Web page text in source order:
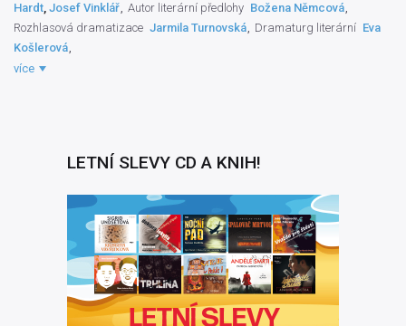
Hardt, Josef Vinklář Autor literární předlohy Božena Němcová
Rozhlasová dramatizace Jarmila Turnovská Dramaturg literární Eva
Košlerová
Režisér pořadu
více
LETNÍ SLEVY CD A KNIH!